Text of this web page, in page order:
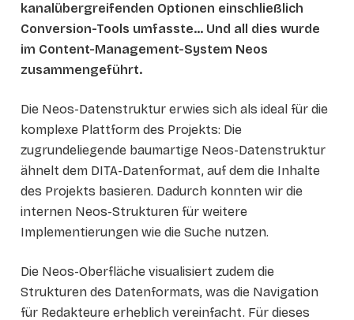
kanalübergreifenden Optionen einschließlich
Conversion-Tools umfasste... Und all dies wurde
im Content-Management-System Neos
zusammengeführt.
Die Neos-Datenstruktur erwies sich als ideal für die
komplexe Plattform des Projekts: Die
zugrundeliegende baumartige Neos-Datenstruktur
ähnelt dem DITA-Datenformat, auf dem die Inhalte
des Projekts basieren. Dadurch konnten wir die
internen Neos-Strukturen für weitere
Implementierungen wie die Suche nutzen.
Die Neos-Oberfläche visualisiert zudem die
Strukturen des Datenformats, was die Navigation
für Redakteure erheblich vereinfacht. Für dieses